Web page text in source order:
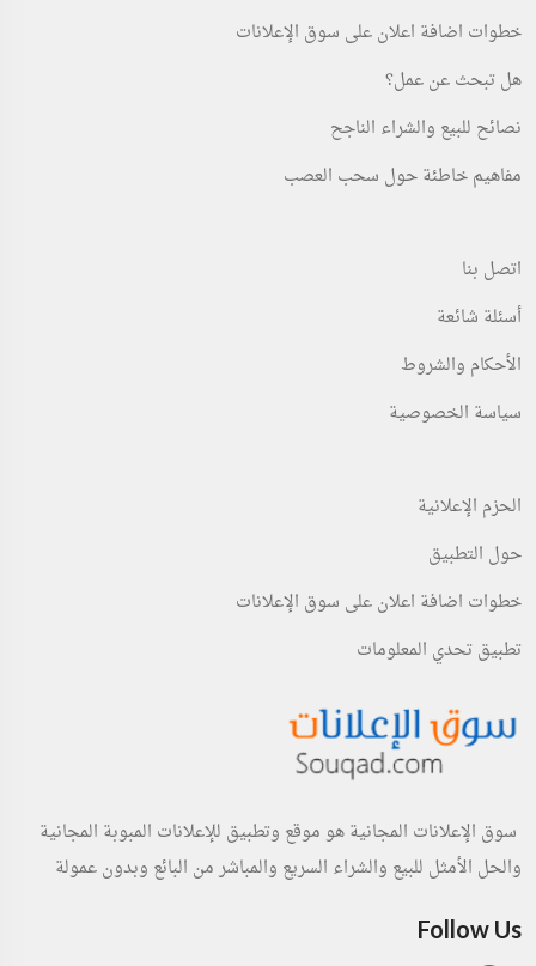
خطوات اضافة اعلان على سوق الإعلانات
هل تبحث عن عمل؟
نصائح للبيع والشراء الناجح
مفاهيم خاطئة حول سحب العصب
اتصل بنا
أسئلة شائعة
الأحكام والشروط
سياسة الخصوصية
الحزم الإعلانية
حول التطبيق
خطوات اضافة اعلان على سوق الإعلانات
تطبيق تحدي المعلومات
سوق الإعلانات المجانية هو موقع وتطبيق للإعلانات المبوبة المجانية
والحل الأمثل للبيع والشراء السريع والمباشر من البائع وبدون عمولة
Follow Us